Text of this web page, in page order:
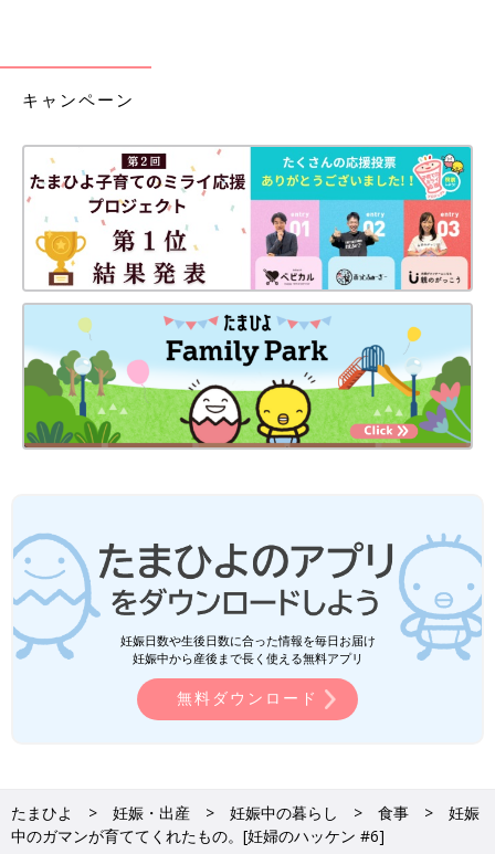
キャンペーン
妊娠日数や生後日数に合った情報を毎日お届け
妊娠中から産後まで長く使える無料アプリ
無料ダウンロード
たまひよ 妊娠・出産 妊娠中の暮らし 食事
妊娠
中のガマンが育ててくれたもの。[妊婦のハッケン #6]